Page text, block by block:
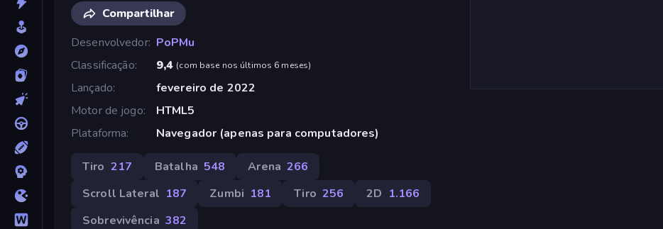
Compartilhar
Desenvolvedor PoPMu
Classificação
9,4 (com base nos últimos 6 meses)
Lançado
fevereiro de 2022
Motor de jogo
HTML5
Plataforma
Navegador (apenas para computadores)
Tiro 217 Batalha 548 Arena 266
Scroll Lateral 187 Zumbi 181 Tiro 256 2D 1.166
Sobrevivência 382